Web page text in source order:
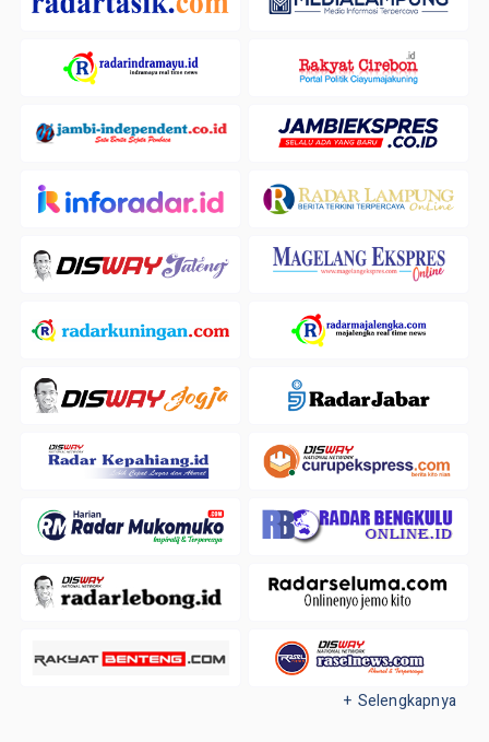
+ Selengkapnya